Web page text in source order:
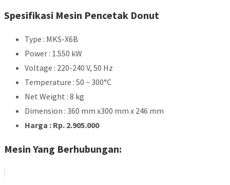
Spesifikasi Mesin Pencetak Donut
Type : MKS-X6B
Power : 1.550 kW
Voltage : 220-240 V, 50 Hz
Temperature : 50 ~ 300°C
Net Weight : 8 kg
Dimension : 360 mm x300 mm x 246 mm
Harga : Rp. 2.905.000
Mesin Yang Berhubungan: